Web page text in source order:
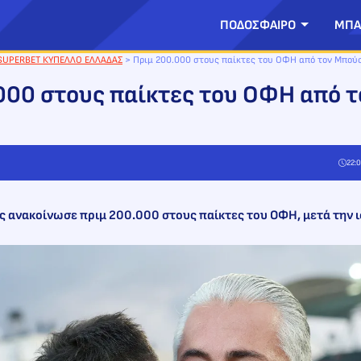
ΠΟΔΟΣΦΑΙΡΟ
ΚΥΠΕΛΛΟ ΕΛΛΑΔΑΣ > Πριμ 200.000 στους παίκτες του ΟΦΗ από τον
στους παίκτες του ΟΦΗ από
πριμ 200.000 στους παίκτες του ΟΦΗ, μετά την